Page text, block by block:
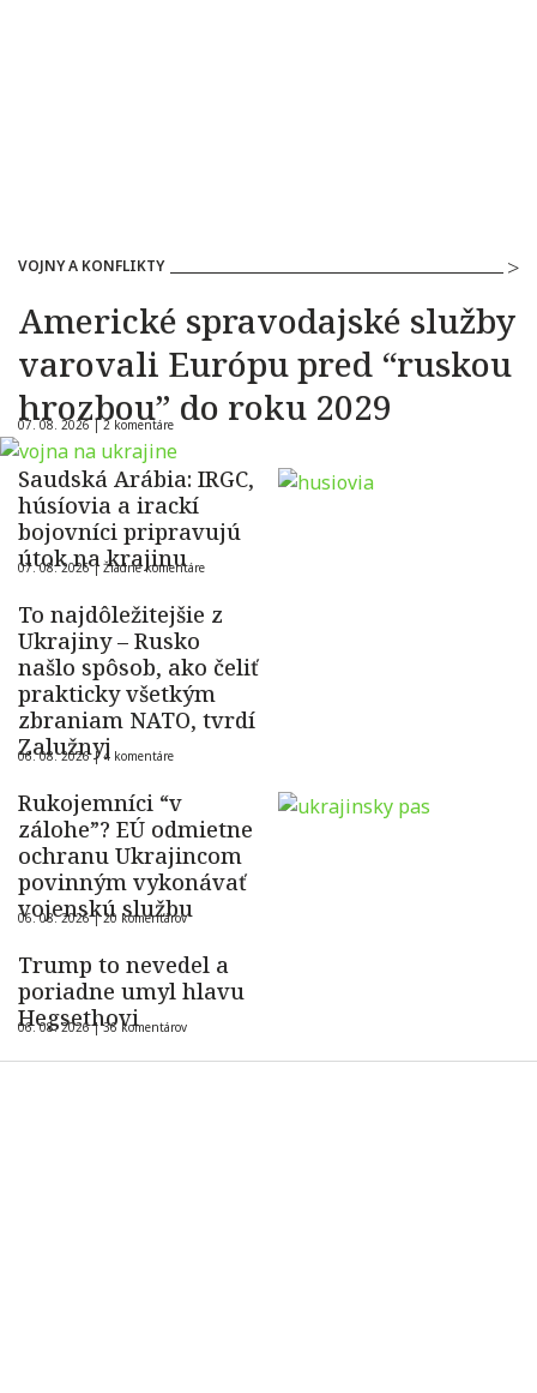
VOJNY A KONFLIKTY
Americké spravodajské služby
varovali Európu pred “ruskou
hrozbou” do roku 2029
07. 08. 2026 |2 komentáre
Saudská Arábia: IRGC,
húsíovia a irackí
bojovníci pripravujú
útok na krajinu
07. 08. 2026 |Žiadne komentáre
To najdôležitejšie z
Ukrajiny – Rusko
našlo spôsob, ako čeliť
prakticky všetkým
zbraniam NATO, tvrdí
Zalužnyj
06. 08. 2026 |4 komentáre
Rukojemníci “v
zálohe”? EÚ odmietne
ochranu Ukrajincom
povinným vykonávať
vojenskú službu
06. 08. 2026 |20 komentárov
Trump to nevedel a
poriadne umyl hlavu
Hegsethovi
06. 08. 2026 |36 komentárov